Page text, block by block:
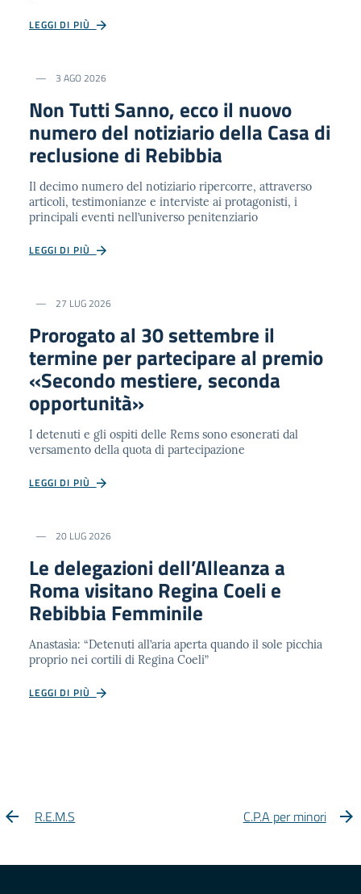
LEGGI DI PIÙ
3 AGO 2026
Non Tutti Sanno, ecco il nuovo
numero del notiziario della Casa di
reclusione di Rebibbia
Il decimo numero del notiziario ripercorre, attraverso
articoli, testimonianze e interviste ai protagonisti, i
principali eventi nell’universo penitenziario
LEGGI DI PIÙ
27 LUG 2026
Prorogato al 30 settembre il
termine per partecipare al premio
«Secondo mestiere, seconda
opportunità»
I detenuti e gli ospiti delle Rems sono esonerati dal
versamento della quota di partecipazione
LEGGI DI PIÙ
20 LUG 2026
Le delegazioni dell’Alleanza a
Roma visitano Regina Coeli e
Rebibbia Femminile
Anastasìa: “Detenuti all’aria aperta quando il sole picchia
proprio nei cortili di Regina Coeli”
LEGGI DI PIÙ
R.E.M.S C.P.A per minori